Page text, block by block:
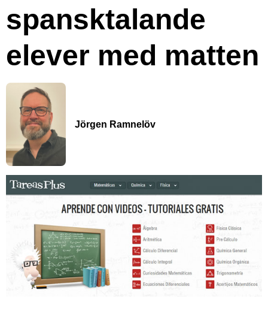
spansktalande
elever med matten
Jörgen Ramnelöv